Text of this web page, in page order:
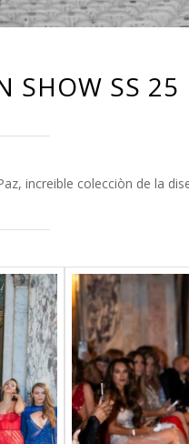
SHOW SS 25
increible colecciòn de la